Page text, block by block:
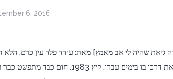
6, 2016
גיאת שהיה לי אב מאמץ] מאת: עודד פלד עין כרם,
כפר מלבלב שנחל שורק החל את דרכו בו בימים